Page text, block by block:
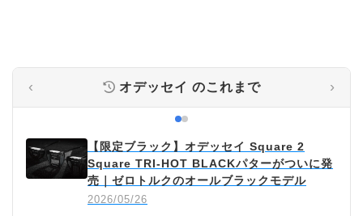
‹ オデッセイ のこれまで ›
【限定ブラック】オデッセイ Square 2
Square TRI-HOT BLACKパターがついに発
売｜ゼロトルクのオールブラックモデル
2026/05/26